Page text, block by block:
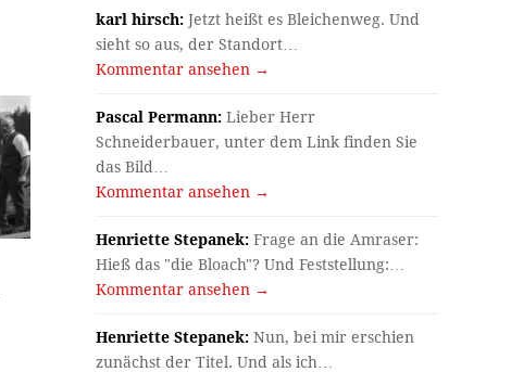
karl hirsch: Jetzt heißt es Bleichenweg. Und
sieht so aus, der Standort…
Kommentar ansehen →
Pascal Permann: Lieber Herr
Schneiderbauer, unter dem Link finden Sie
das Bild…
Kommentar ansehen →
Henriette Stepanek: Frage an die Amraser:
Hieß das "die Bloach"? Und Feststellung:…
Kommentar ansehen →
Henriette Stepanek: Nun, bei mir erschien
zunächst der Titel. Und als ich…